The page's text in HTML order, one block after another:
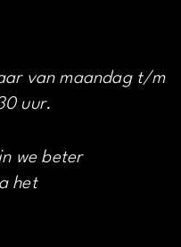
van maandag t/m
uur.
we beter
het